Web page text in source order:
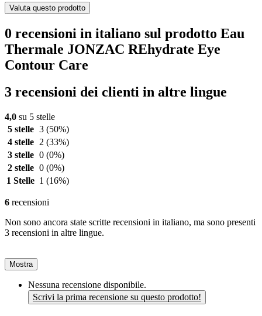
Valuta questo prodotto
0 recensioni in italiano sul prodotto Eau
Thermale JONZAC REhydrate Eye
Contour Care
3 recensioni dei clienti in altre lingue
4,0 su 5 stelle
5 stelle 3 (50%)
4 stelle
2 (33%)
3 stelle 0 (0%)
2 stelle 0 (0%)
1 Stelle 1 (16%)
6 recensioni
Non sono ancora state scritte recensioni in italiano, ma sono presenti
3 recensioni in altre lingue.
Mostra
Nessuna recensione disponibile.
Scrivi la prima recensione su questo prodotto!